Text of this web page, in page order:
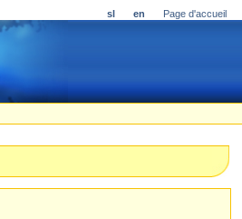
sl en Page d'accueil